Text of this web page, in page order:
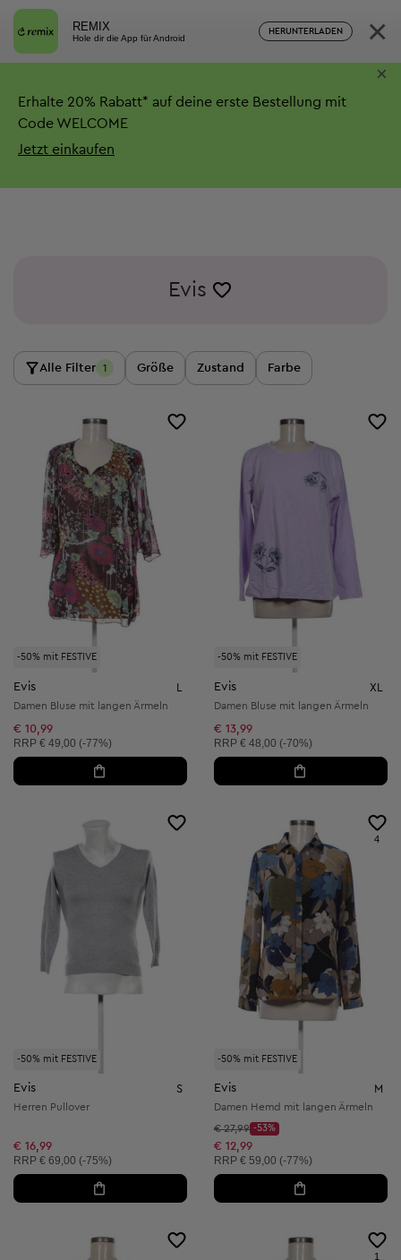
REMIX
Hole dir die App für Android
HERUNTERLADEN ×
Erhalte 20% Rabatt* auf deine erste Bestellung mit
Code WELCOME
Jetzt einkaufen
×
Evis
Alle Filter 1 Größe Zustand Farbe
-50% mit FESTIVE
Evis
Damen Bluse mit langen Ärmeln
€ 10,99
Unverbindliche Preisempfehlung:
RRP € 49,00 (-77%)
-50% mit FESTIVE
Evis XL
Damen Bluse mit langen Ärmeln
€ 13,99
Unverbindliche Preisempfehlung:
RRP € 48,00 (-70%)
-50% mit FESTIVE
Evis S
Herren Pullover
€ 16,99
Unverbindliche Preisempfehlung:
RRP € 69,00 (-75%)
-50% mit FESTIVE
4
Evis M
Damen Hemd mit langen Ärmeln
Startpreis:
€ 27,99
Discount Price:
-53%
Reduzierter Preis:
€ 12,99
Unverbindliche Preisempfehlung:
RRP € 59,00 (-77%)
1